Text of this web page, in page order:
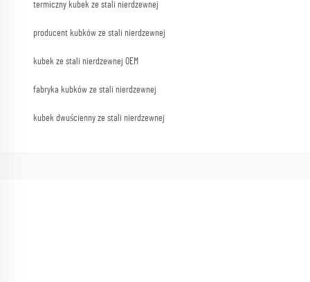
termiczny kubek ze stali nierdzewnej
producent kubków ze stali nierdzewnej
kubek ze stali nierdzewnej OEM
fabryka kubków ze stali nierdzewnej
kubek dwuścienny ze stali nierdzewnej